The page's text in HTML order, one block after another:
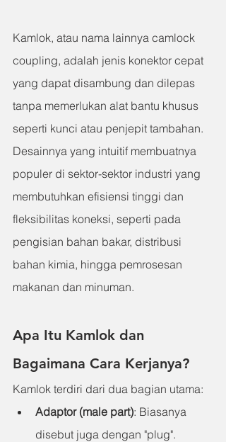
Kamlok, atau nama lainnya camlock
coupling, adalah jenis konektor cepat
yang dapat disambung dan dilepas
tanpa memerlukan alat bantu khusus
seperti kunci atau penjepit tambahan.
Desainnya yang intuitif membuatnya
populer di sektor-sektor industri yang
membutuhkan efisiensi tinggi dan
fleksibilitas koneksi, seperti pada
pengisian bahan bakar, distribusi
bahan kimia, hingga pemrosesan
makanan dan minuman.
Apa Itu Kamlok dan
Bagaimana Cara Kerjanya?
Kamlok terdiri dari dua bagian utama:
Adaptor (male part): Biasanya
disebut juga dengan "plug".